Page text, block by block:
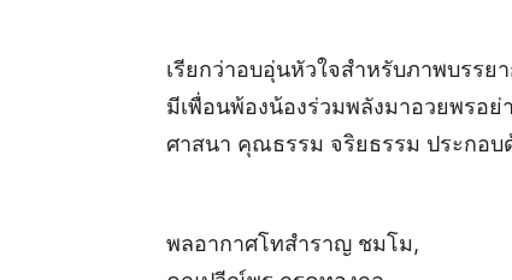
เรียกว่าอบอุ่นหัวใจสำหรับภาพบรรย
มีเพื่อนพ้องน้องร่วมพลังมาอวยพรอ
ศาสนา คุณธรรม จริยธรรม ประกอบ
พลอากาศโทสำราญ ชมโม,